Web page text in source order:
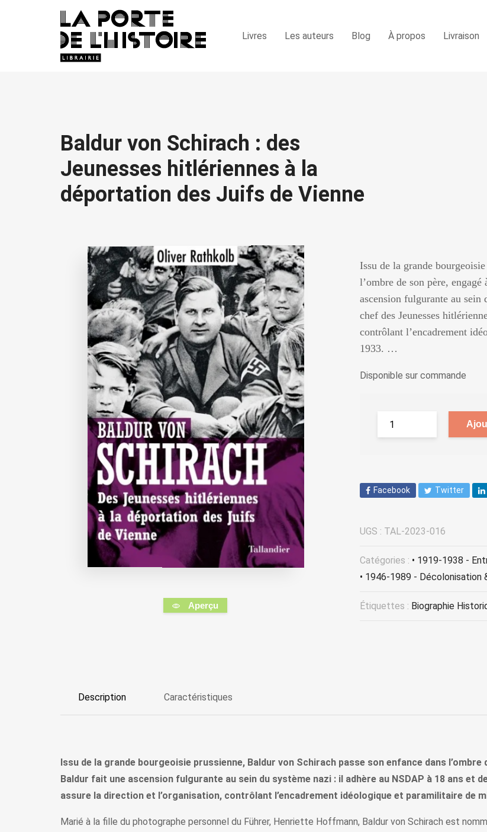
Livres Les auteurs Blog À propos Livraison
Baldur von Schirach : des
Jeunesses hitlériennes à la
déportation des Juifs de Vienne
Aperçu
Issu de la grande
l’ombre de son père,
ascension fulgurante au
chef des Jeunesses
contrôlant l’encadrement
1933. …
Disponible sur commande
Facebook Twitter
UGS : TAL-2023-016
Catégories : • 1919-1938 -
• 1946-1989 - Décolonisation
Étiquettes : Biographie
Description Caractéristiques
Issu de la grande bourgeoisie prussienne, Baldur von Schirach passe son enfance dans
Baldur fait une ascension fulgurante au sein du système nazi : il adhère au NSDAP à 18 ans et
assure la direction et l’organisation, contrôlant l’encadrement idéologique et paramilitaire de
Marié à la fille du photographe personnel du Führer, Henriette Hoffmann, Baldur von Schirach est